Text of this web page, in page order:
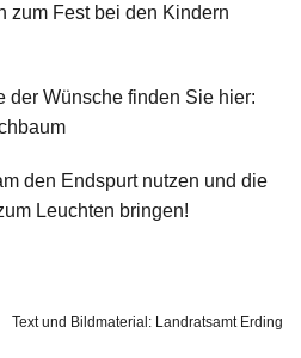
zum Fest bei den Kindern
der Wünsche finden Sie hier:
den Endspurt nutzen und die
Leuchten bringen!
Text und Bildmaterial: Landratsamt Erding